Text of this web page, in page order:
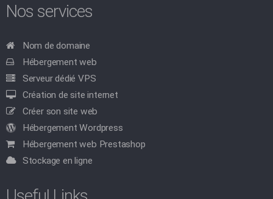
Nos services
Nom de domaine
Hébergement web
Serveur dédié VPS
Création de site internet
Créer son site web
Hébergement Wordpress
Hébergement web Prestashop
Stockage en ligne